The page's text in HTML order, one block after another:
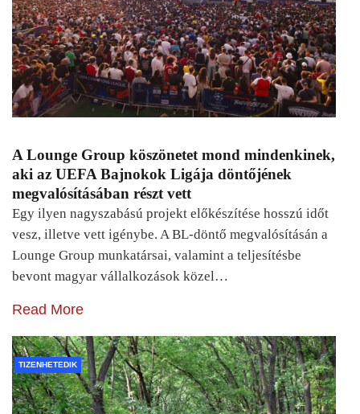
A Lounge Group köszönetet mond mindenkinek,
aki az UEFA Bajnokok Ligája döntőjének
megvalósításában részt vett
Egy ilyen nagyszabású projekt előkészítése hosszú időt
vesz, illetve vett igénybe. A BL-döntő megvalósításán a
Lounge Group munkatársai, valamint a teljesítésbe
bevont magyar vállalkozások közel…
Read More
TIZENHETEDIK